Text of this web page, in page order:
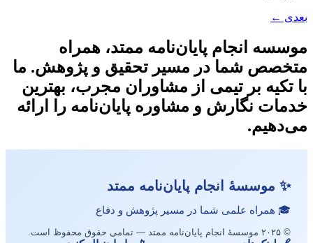
بعدی ←
موسسه انجام پایان‌نامه ممتد، همراه
متخصص شما در مسیر تحقیق و پژوهش. ما
با تکیه بر تیمی از مشاوران مجرب، بهترین
خدمات نگارش و مشاوره پایان‌نامه را ارائه
می‌دهیم.
✨ موسسهٔ انجام پایان‌نامه ممتد
🎓 همراه علمی شما در مسیر پژوهش و دفاع
© ۲۰۲۵ موسسهٔ انجام پایان‌نامه ممتد — تمامی حقوق محفوظ است.